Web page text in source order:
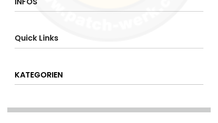
Widerrufsrecht
Versandkostenpauschale
Quick Links
Mein Konto
KATEGORIEN